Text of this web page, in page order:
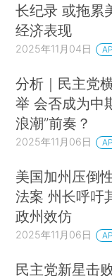
长纪录 或拖累
经济表现
2025年11月04日
分析｜民主党
举 会否成为中
浪潮”前奏？
2025年11月06日
美国加州压倒
法案 州长呼吁
政州效仿
2025年11月06日
民主党新星击